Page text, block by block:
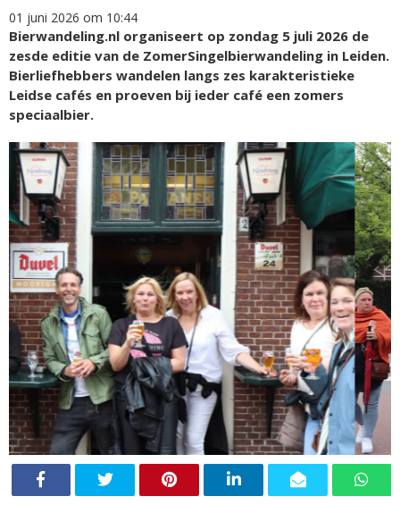
01 juni 2026 om 10:44
Bierwandeling.nl organiseert op zondag 5 juli 2026 de
zesde editie van de ZomerSingelbierwandeling in Leiden.
Bierliefhebbers wandelen langs zes karakteristieke
Leidse cafés en proeven bij ieder café een zomers
speciaalbier.